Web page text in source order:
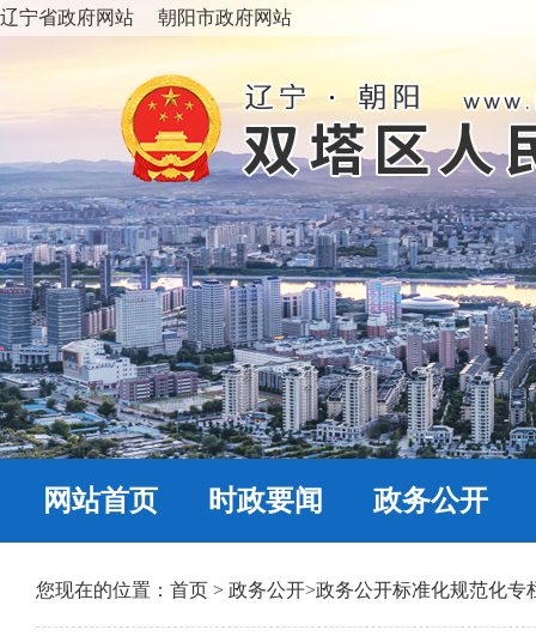
辽宁省政府网站 朝阳市政府网站
网站首页 时政要闻 政务公开
您现在的位置： 首页 > 政务公开>政务公开标准化规范化专